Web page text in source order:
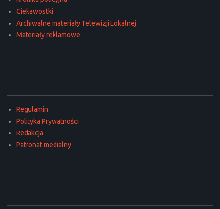
Ciekawostki
Archiwalne materiały Telewizji Lokalnej
Materiały reklamowe
Regulamin
Polityka Prywatności
Redakcja
Patronat medialny